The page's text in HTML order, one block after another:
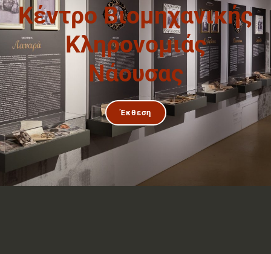
Κέντρο Βιομηχανικής
Κληρονομιάς
Νάουσας
Έκθεση